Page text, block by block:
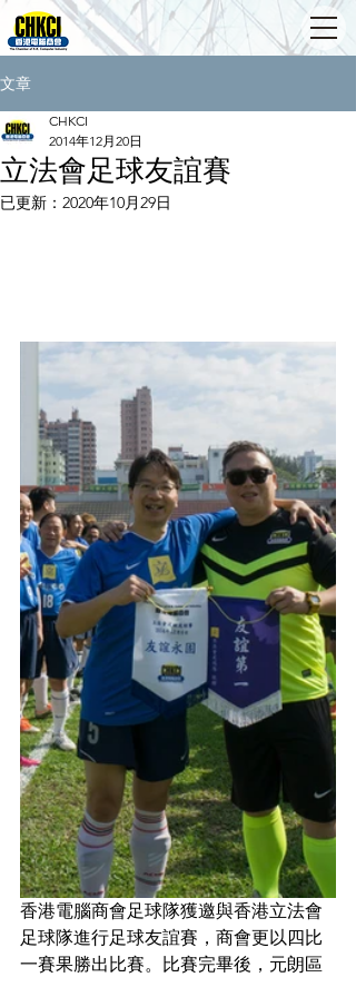
文章
立法會足球友誼賽
CHKCI
2014年12月20日
已更新： 2020年10月29日
香港電腦商會足球隊獲邀與香港立法會
足球隊進行足球友誼賽，商會更以四比
一賽果勝出比賽。比賽完畢後，元朗區